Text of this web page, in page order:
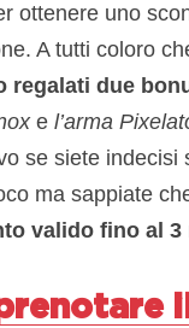
ottenere uno
A tutti coloro
regalati due
e l’arma
se siete indecisi
ma sappiate
valido fino al 3